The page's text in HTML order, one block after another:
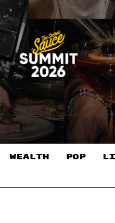
WEALTH POP